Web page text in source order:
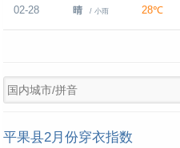
02-28 晴 / 小雨 28℃
平果县2月份穿衣指数